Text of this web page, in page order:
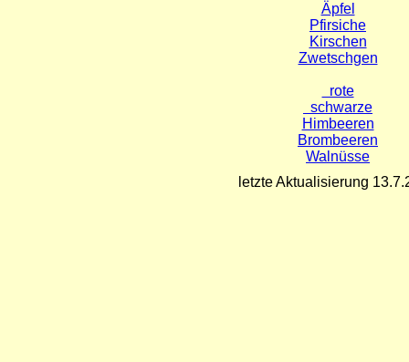
Äpfel
Pfirsiche
Kirschen
Zwetschgen
rote
schwarze
Himbeeren
Brombeeren
Walnüsse
letzte Aktualisierung